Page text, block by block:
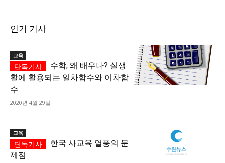
인기 기사
교육
수학, 왜 배우나? 실생
활에 활용되는 일차함수와 이차함
수
2020년 4월 29일
교육
한국 사교육 열풍의 문
제점